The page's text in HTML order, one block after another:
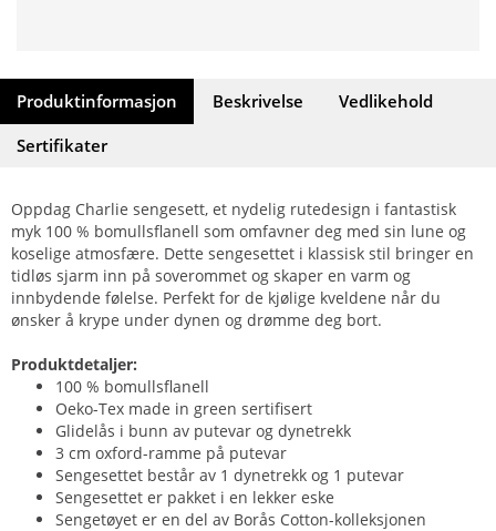
Produktinformasjon Beskrivelse
Vedlikehold
Sertifikater
Oppdag Charlie sengesett, et nydelig rutedesign i fantastisk
myk 100 % bomullsflanell som omfavner deg med sin lune og
koselige atmosfære. Dette sengesettet i klassisk stil bringer en
tidløs sjarm inn på soverommet og skaper en varm og
innbydende følelse. Perfekt for de kjølige kveldene når du
ønsker å krype under dynen og drømme deg bort.
Produktdetaljer:
100 % bomullsflanell
Oeko-Tex made in green sertifisert
Glidelås i bunn av putevar og dynetrekk
3 cm oxford-ramme på putevar
Sengesettet består av 1 dynetrekk og 1 putevar
Sengesettet er pakket i en lekker eske
Sengetøyet er en del av Borås Cotton-kolleksjonen